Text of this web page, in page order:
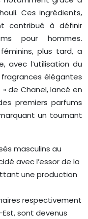
Ces ingrédients,
contribué à définir
pour hommes.
plus tard, a
avec l’utilisation du
élégantes
de Chanel, lancé en
premiers parfums
un tournant
masculins au
avec l’essor de la
une production
respectivement
Est, sont devenus